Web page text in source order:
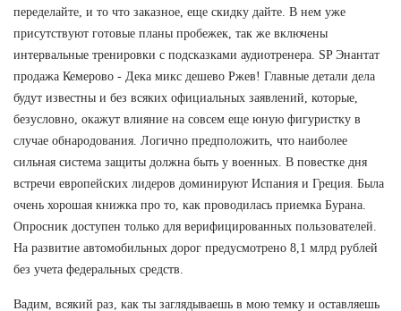
переделайте, и то что заказное, еще скидку дайте. В нем уже
присутствуют готовые планы пробежек, так же включены
интервальные тренировки с подсказками аудиотренера. SP Энантат
продажа Кемерово - Дека микс дешево Ржев! Главные детали дела
будут известны и без всяких официальных заявлений, которые,
безусловно, окажут влияние на совсем еще юную фигуристку в
случае обнародования. Логично предположить, что наиболее
сильная система защиты должна быть у военных. В повестке дня
встречи европейских лидеров доминируют Испания и Греция. Была
очень хорошая книжка про то, как проводилась приемка Бурана.
Опросник доступен только для верифицированных пользователей.
На развитие автомобильных дорог предусмотрено 8,1 млрд рублей
без учета федеральных средств.
Вадим, всякий раз, как ты заглядываешь в мою темку и оставляешь